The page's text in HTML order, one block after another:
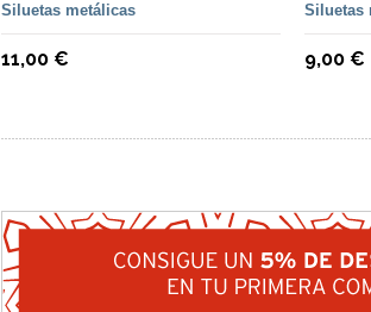
Siluetas metálicas
11,00 €
Siluetas
9,00 €